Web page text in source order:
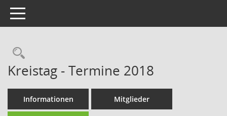
Toggle navigation
Rechercheauswahl
Kreistag - Termine 2018
Informationen Mitglieder